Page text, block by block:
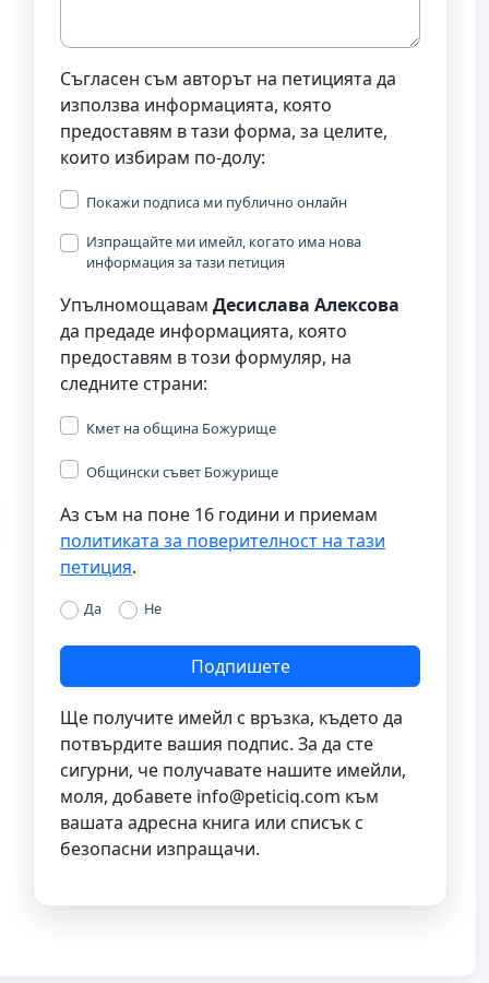
Съгласен съм авторът на петицията да
използва информацията, която
предоставям в тази форма, за целите,
които избирам по-долу:
Покажи подписа ми публично онлайн
Изпращайте ми имейл, когато има нова
информация за тази петиция
Упълномощавам Десислава Алексова
да предаде информацията, която
предоставям в този формуляр, на
следните страни:
Кмет на община Божурище
Общински съвет Божурище
Аз съм на поне 16 години и приемам
политиката за поверителност на тази
петиция.
Да Не
Подпишете
Ще получите имейл с връзка, където да
потвърдите вашия подпис. За да сте
сигурни, че получавате нашите имейли,
моля, добавете info@peticiq.com към
вашата адресна книга или списък с
безопасни изпращачи.